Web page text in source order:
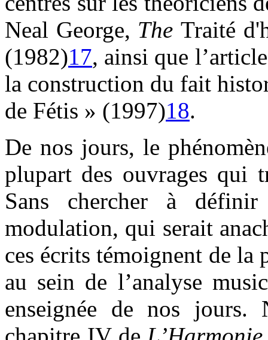
Neal George, TheTraité
(1982)17, ainsi que
la construction du fait
de Fétis » (1997)18.
De nos jours, le
plupart des ouvrages qui
Sans chercher à
modulation, qui serait
ces écrits témoignent de
au sein de l’analyse
enseignée de nos jours.